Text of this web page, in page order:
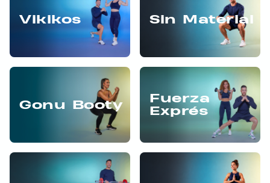
Vikikos Sin Material
Gonu Booty
Fuerza
Exprés